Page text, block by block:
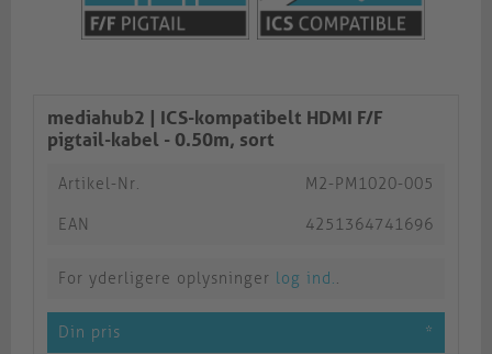
mediahub2 | ICS-kompatibelt HDMI F/F
pigtail-kabel - 0.50m, sort
Artikel-Nr. M2-PM1020-005
EAN 4251364741696
For yderligere oplysninger log ind..
Din pris *